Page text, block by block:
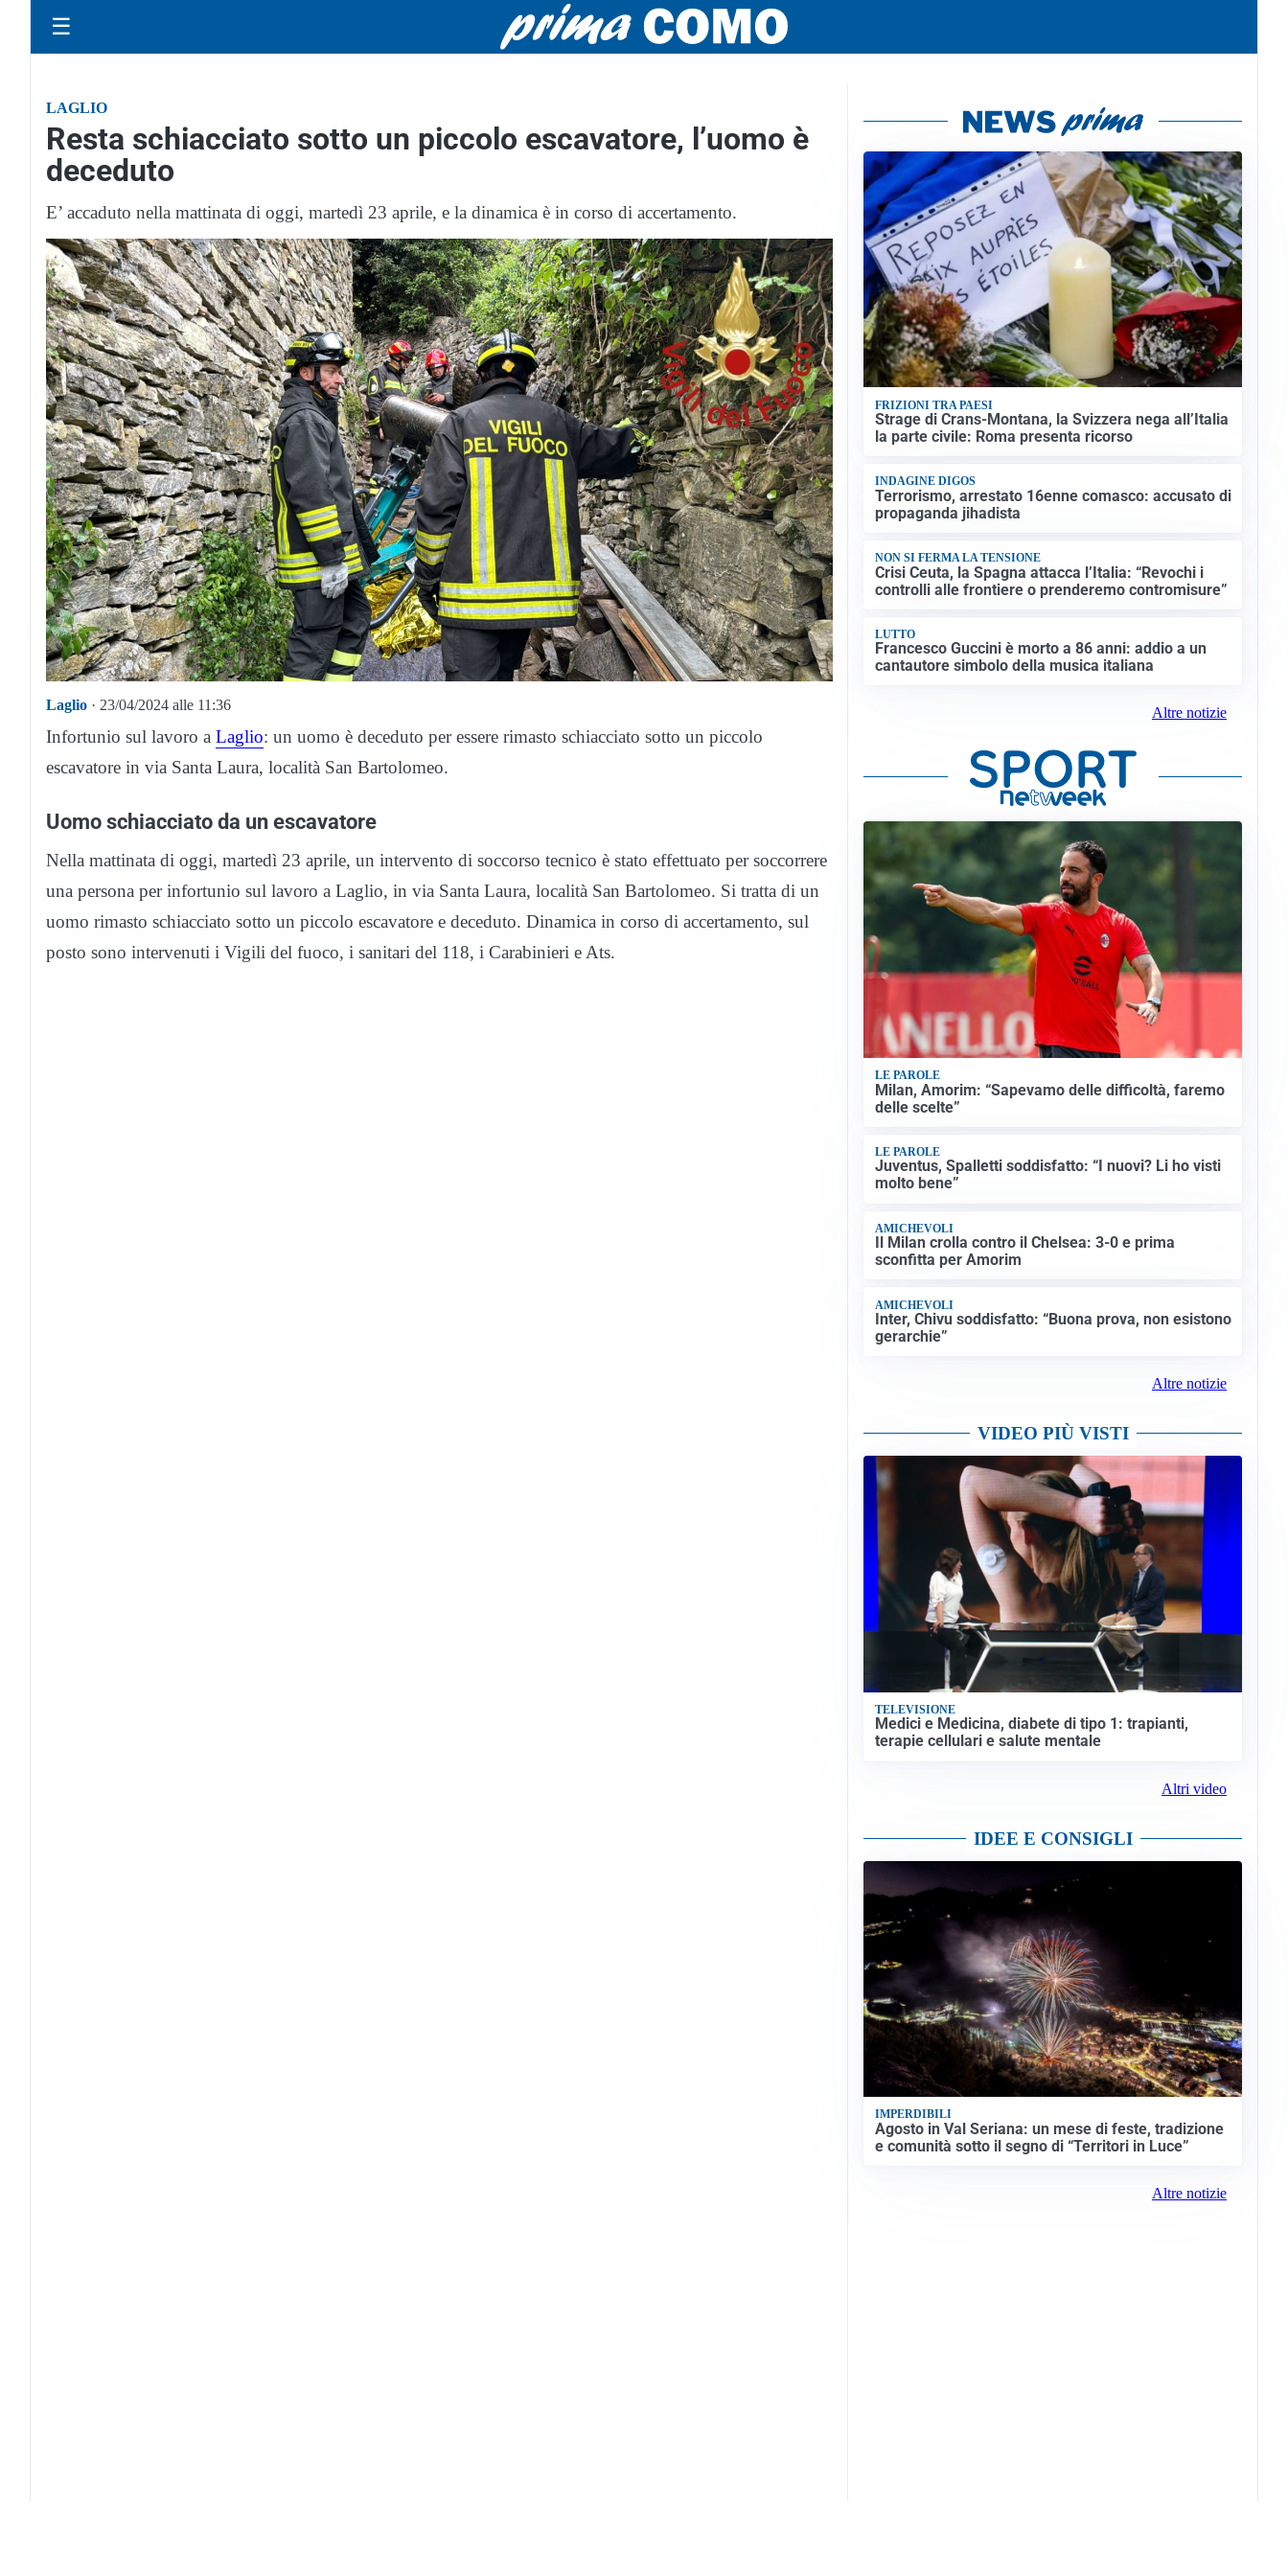
☰
LAGLIO
Resta schiacciato sotto un piccolo escavatore, l’uomo è
deceduto
E’ accaduto nella mattinata di oggi, martedì 23 aprile, e la dinamica è in corso di accertamento.
Laglio · 23/04/2024 alle 11:36
Infortunio sul lavoro a Laglio: un uomo è deceduto per essere rimasto schiacciato sotto un piccolo
escavatore in via Santa Laura, località San Bartolomeo.
Uomo schiacciato da un escavatore
Nella mattinata di oggi, martedì 23 aprile, un intervento di soccorso tecnico è stato effettuato per soccorrere
una persona per infortunio sul lavoro a Laglio, in via Santa Laura, località San Bartolomeo. Si tratta di un
uomo rimasto schiacciato sotto un piccolo escavatore e deceduto. Dinamica in corso di accertamento, sul
posto sono intervenuti i Vigili del fuoco, i sanitari del 118, i Carabinieri e Ats.
FRIZIONI TRA PAESI
Strage di Crans-Montana, la Svizzera nega all’Italia
la parte civile: Roma presenta ricorso
INDAGINE DIGOS
Terrorismo, arrestato 16enne comasco: accusato di
propaganda jihadista
NON SI FERMA LA TENSIONE
Crisi Ceuta, la Spagna attacca l’Italia: “Revochi i
controlli alle frontiere o prenderemo contromisure”
LUTTO
Francesco Guccini è morto a 86 anni: addio a un
cantautore simbolo della musica italiana
Altre notizie
LE PAROLE
Milan, Amorim: “Sapevamo delle difficoltà, faremo
delle scelte”
LE PAROLE
Juventus, Spalletti soddisfatto: “I nuovi? Li ho visti
molto bene”
AMICHEVOLI
Il Milan crolla contro il Chelsea: 3-0 e prima
sconfitta per Amorim
AMICHEVOLI
Inter, Chivu soddisfatto: “Buona prova, non esistono
gerarchie”
Altre notizie
VIDEO PIÙ VISTI
TELEVISIONE
Medici e Medicina, diabete di tipo 1: trapianti,
terapie cellulari e salute mentale
Altri video
IDEE E CONSIGLI
IMPERDIBILI
Agosto in Val Seriana: un mese di feste, tradizione
e comunità sotto il segno di “Territori in Luce”
Altre notizie